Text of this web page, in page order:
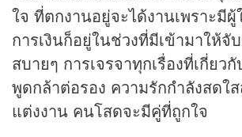
ใจ ที่ตกงานอยู่จะได้งานเพราะมี
การเงินก็อยู่ในช่วงที่มีเข้ามาให้จั
สบายๆ การเจรจาทุกเรื่องที่เกี่ยว
พูดกล้าต่อรอง ความรักกำลังสดใ
แต่งงาน คนโสดจะมีคู่ที่ถูกใจ